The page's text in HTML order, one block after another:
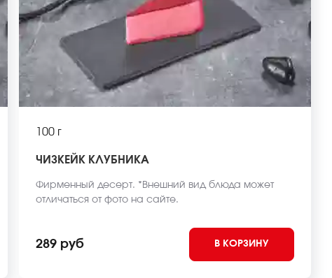
100 г
ЧИЗКЕЙК КЛУБНИКА
Фирменный десерт. *Внешний вид блюда может
отличаться от фото на сайте.
289 руб В КОРЗИНУ